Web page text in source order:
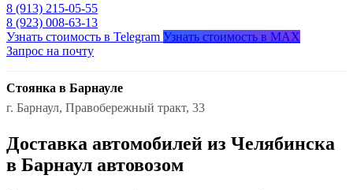
8 (913) 215-05-55
8 (923) 008-63-13
Узнать стоимость в Telegram Узнать стоимость в MAX
Запрос на почту
Стоянка в Барнауле
г. Барнаул, Правобережный тракт, 33
Доставка автомобилей из Челябинска
в Барнаул автовозом